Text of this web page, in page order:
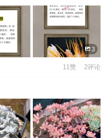
3
11赞 2评论